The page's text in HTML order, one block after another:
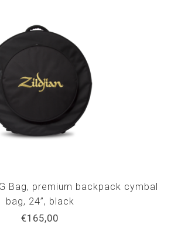
Bag, premium backpack cymbal
bag, 24”, black
€165,00